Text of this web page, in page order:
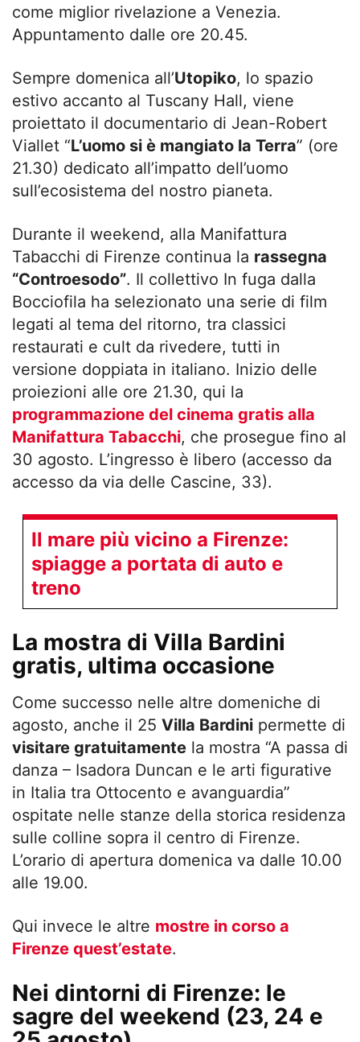
come miglior rivelazione a Venezia.
Appuntamento dalle ore 20.45.
Sempre domenica all’Utopiko, lo spazio
estivo accanto al Tuscany Hall, viene
proiettato il documentario di Jean-Robert
Viallet “L’uomo si è mangiato la Terra” (ore
21.30) dedicato all’impatto dell’uomo
sull’ecosistema del nostro pianeta.
Durante il weekend, alla Manifattura
Tabacchi di Firenze continua la rassegna
“Controesodo”. Il collettivo In fuga dalla
Bocciofila ha selezionato una serie di film
legati al tema del ritorno, tra classici
restaurati e cult da rivedere, tutti in
versione doppiata in italiano. Inizio delle
proiezioni alle ore 21.30, qui la
programmazione del cinema gratis alla
Manifattura Tabacchi, che prosegue fino al
30 agosto. L’ingresso è libero (accesso da
accesso da via delle Cascine, 33).
Il mare più vicino a Firenze:
spiagge a portata di auto e
treno
La mostra di Villa Bardini
gratis, ultima occasione
Come successo nelle altre domeniche di
agosto, anche il 25 Villa Bardini permette di
visitare gratuitamente la mostra “A passa di
danza – Isadora Duncan e le arti figurative
in Italia tra Ottocento e avanguardia”
ospitate nelle stanze della storica residenza
sulle colline sopra il centro di Firenze.
L’orario di apertura domenica va dalle 10.00
alle 19.00.
Qui invece le altre mostre in corso a
Firenze quest’estate.
Nei dintorni di Firenze: le
sagre del weekend (23, 24 e